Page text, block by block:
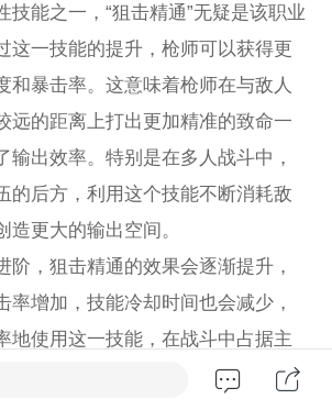
技能之一，“狙击精通”无疑是该职业
这一技能的提升，枪师可以获得更
和暴击率。这意味着枪师在与敌人
远的距离上打出更加精准的致命一
输出效率。特别是在多人战斗中，
的后方，利用这个技能不断消耗敌
造更大的输出空间。
阶，狙击精通的效果会逐渐提升，
率增加，技能冷却时间也会减少，
地使用这一技能，在战斗中占据主